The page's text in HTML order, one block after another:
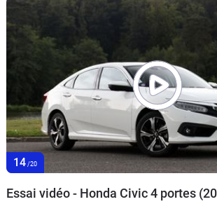
14 /20
Essai vidéo - Honda Civic 4 portes